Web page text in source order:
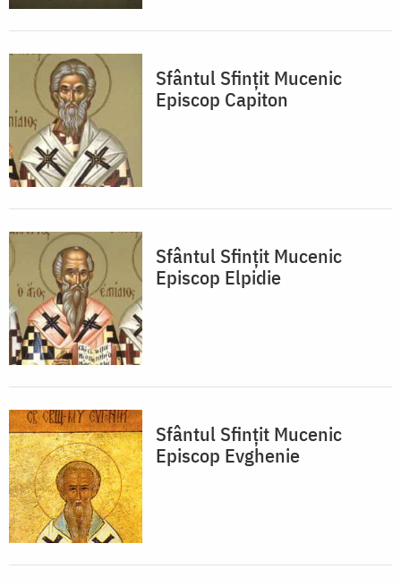
Sfântul Sfințit Mucenic
Episcop Capiton
Sfântul Sfințit Mucenic
Episcop Elpidie
Sfântul Sfințit Mucenic
Episcop Evghenie